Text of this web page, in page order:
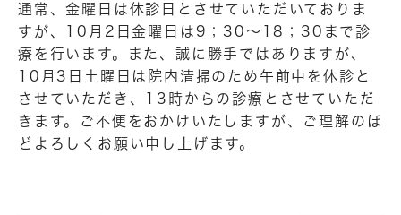
通常、金曜日は休診日とさせていただいておりま
すが、10月2日金曜日は9；30～18；30まで診
療を行います。また、誠に勝手ではありますが、
10月3日土曜日は院内清掃のため午前中を休診と
させていただき、13時からの診療とさせていただ
きます。ご不便をおかけいたしますが、ご理解のほ
どよろしくお願い申し上げます。